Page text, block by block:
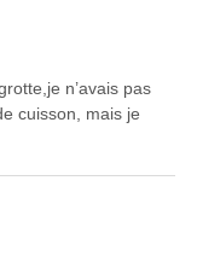
n’avais pas
cuisson, mais je